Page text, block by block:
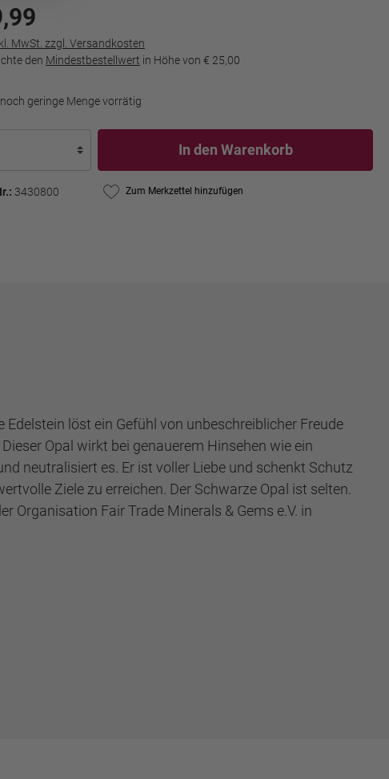
MwSt. zzgl. Versandkosten
den Mindestbestellwert in Höhe von € 25,00
geringe Menge vorrätig
In den Warenkorb
3430800 Zum Merkzettel hinzufügen
löst ein Gefühl von unbeschreiblicher Freude
Opal wirkt bei genauerem Hinsehen wie ein
neutralisiert es. Er ist voller Liebe und schenkt Schutz
Ziele zu erreichen. Der Schwarze Opal ist selten.
Organisation Fair Trade Minerals & Gems e.V. in